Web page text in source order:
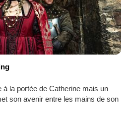
à la portée de Catherine mais un
son avenir entre les mains de son